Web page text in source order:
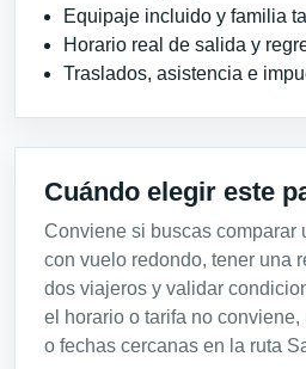
Equipaje incluido y familia
Horario real de salida y
Traslados, asistencia e
Cuándo elegir este
Conviene si buscas comparar
con vuelo redondo, tener una
dos viajeros y validar
el horario o tarifa no
o fechas cercanas en la ruta